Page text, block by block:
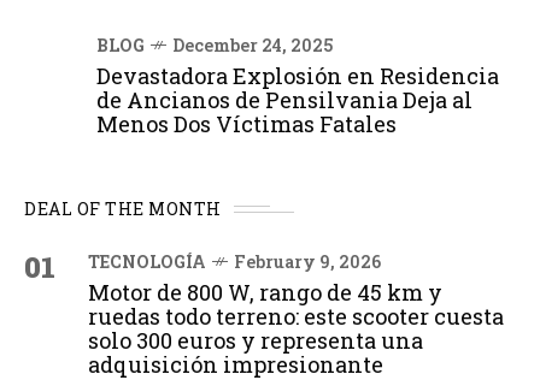
BLOG December 24, 2025
Devastadora Explosión en Residencia
de Ancianos de Pensilvania Deja al
Menos Dos Víctimas Fatales
DEAL OF THE MONTH
01 TECNOLOGÍA February 9, 2026
Motor de 800 W, rango de 45 km y
ruedas todo terreno: este scooter cuesta
solo 300 euros y representa una
adquisición impresionante